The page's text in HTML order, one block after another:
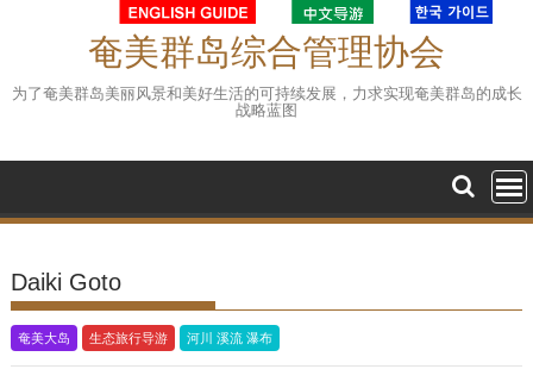
奄美群岛综合管理协会
为了奄美群岛美丽风景和美好生活的可持续发展，力求实现奄美群岛的成长
战略蓝图
Daiki Goto
奄美大岛 生态旅行导游 河川 溪流 瀑布